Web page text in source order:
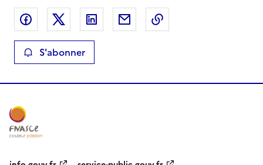
Partager sur Facebook
Partager sur XPartager sur LinkedIn
Partager par email
S'abonner